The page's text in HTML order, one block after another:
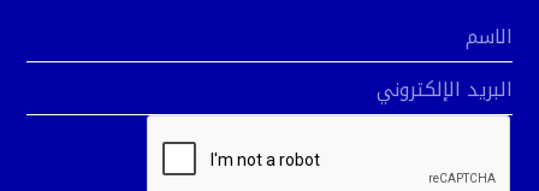
الاسم
البريد الإلكتروني